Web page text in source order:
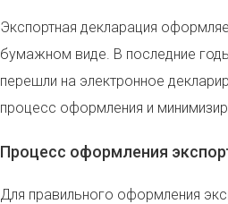
Экспортная декларация
бумажном виде. В последние
перешли на электронное
процесс оформления и
Процесс оформления
Для правильного оформления